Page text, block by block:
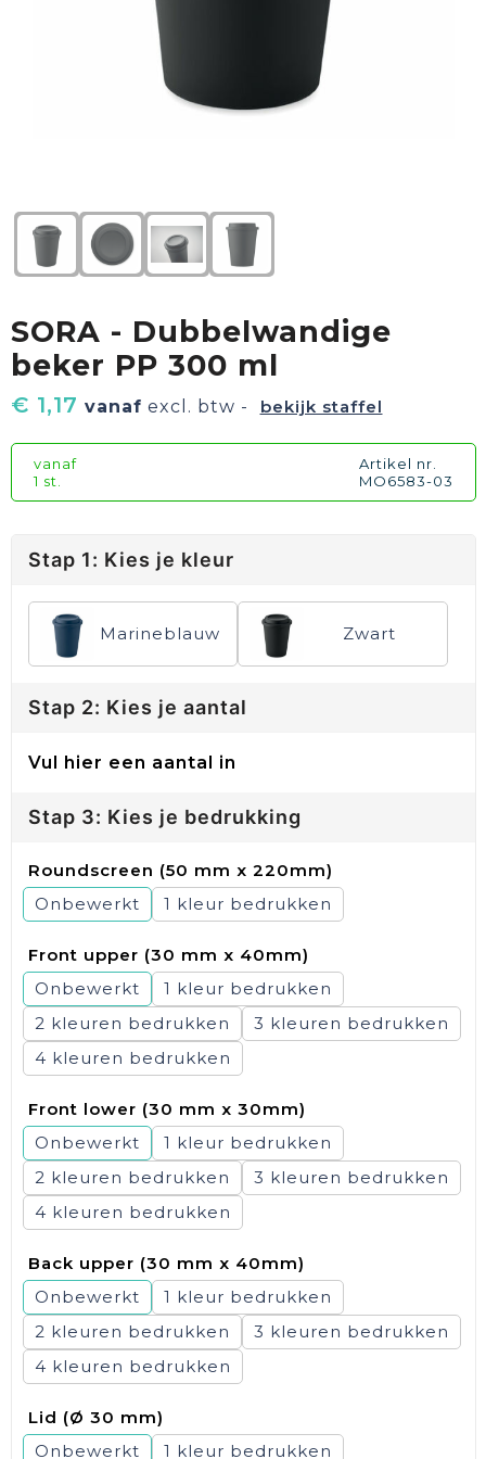
Kinderen, Peuters & Baby's
Vrije tijd en Strand
SORA - Dubbelwandige
beker PP 300 ml
€ 1,17 vanaf excl. btw - bekijk staffel
vanaf
1 st.
Artikel nr.
MO6583-03
Stap 1: Kies je kleur
Marineblauw Zwart
Stap 2: Kies je aantal
Vul hier een aantal in
Stap 3: Kies je bedrukking
Roundscreen (50 mm x 220mm)
Onbewerkt
1
Front upper (30 mm x 40mm)
Onbewerkt
1
2
3
4
Front lower (30 mm x 30mm)
Onbewerkt
1
2
3
4
Back upper (30 mm x 40mm)
Onbewerkt
1
2
3
4
Lid (Ø 30 mm)
Onbewerkt
1